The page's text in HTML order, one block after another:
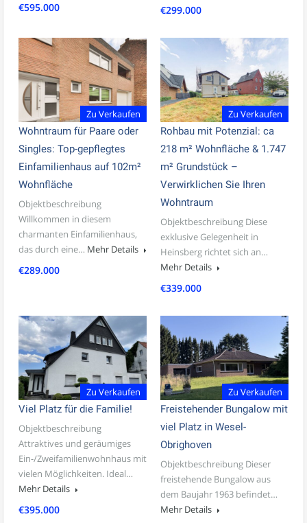
€595.000 €299.000
Zu Verkaufen
Wohntraum für Paare oder
Singles: Top-gepflegtes
Einfamilienhaus auf 102m²
Wohnfläche
Objektbeschreibung
Willkommen in diesem
charmanten Einfamilienhaus,
das durch eine… Mehr Details
€289.000
Zu Verkaufen
Rohbau mit Potenzial: ca
218 m² Wohnfläche & 1.747
m² Grundstück –
Verwirklichen Sie Ihren
Wohntraum
Objektbeschreibung Diese
exklusive Gelegenheit in
Heinsberg richtet sich an…
Mehr Details
€339.000
Zu Verkaufen
Viel Platz für die Familie!
Objektbeschreibung
Attraktives und geräumiges
Ein-/Zweifamilienwohnhaus mit
vielen Möglichkeiten. Ideal…
Mehr Details
€395.000
Zu Verkaufen
Freistehender Bungalow mit
viel Platz in Wesel-
Obrighoven
Objektbeschreibung Dieser
freistehende Bungalow aus
dem Baujahr 1963 befindet…
Mehr Details